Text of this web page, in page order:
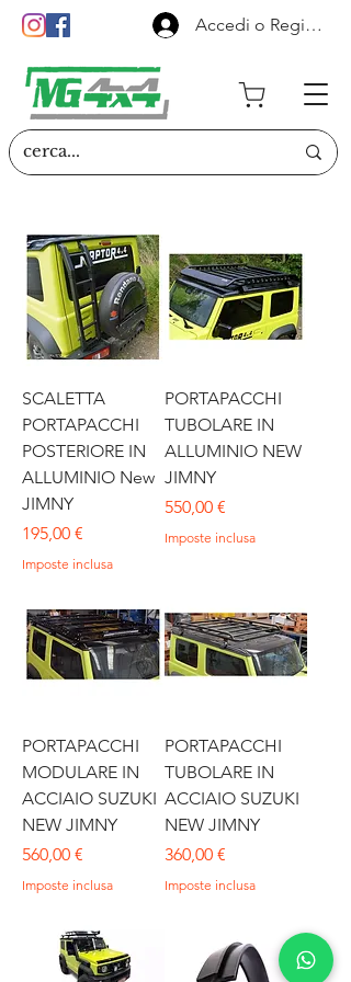
Accedi o Registrati
SCALETTA
PORTAPACCHI
POSTERIORE IN
ALLUMINIO New
JIMNY
Prezzo
195,00 €
Imposte inclusa
PORTAPACCHI
TUBOLARE IN
ALLUMINIO NEW
JIMNY
Prezzo
550,00 €
Imposte inclusa
PORTAPACCHI
MODULARE IN
ACCIAIO SUZUKI
NEW JIMNY
Prezzo
560,00 €
Imposte inclusa
PORTAPACCHI
TUBOLARE IN
ACCIAIO SUZUKI
NEW JIMNY
Prezzo
360,00 €
Imposte inclusa